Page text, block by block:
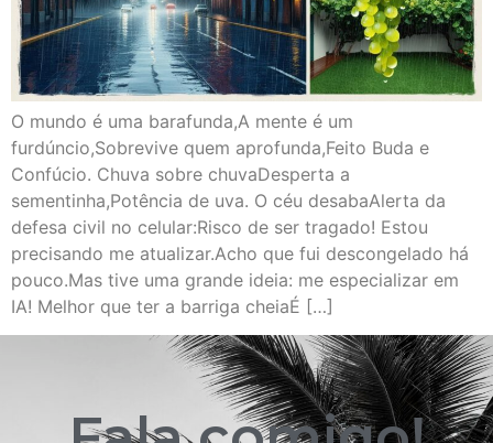
O mundo é uma barafunda,A mente é um
furdúncio,Sobrevive quem aprofunda,Feito Buda e
Confúcio. Chuva sobre chuvaDesperta a
sementinha,Potência de uva. O céu desabaAlerta da
defesa civil no celular:Risco de ser tragado! Estou
precisando me atualizar.Acho que fui descongelado há
pouco.Mas tive uma grande ideia: me especializar em
IA! Melhor que ter a barriga cheiaÉ […]